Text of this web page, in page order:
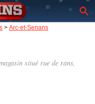
> Arc-et-Senans
situé rue de rans,